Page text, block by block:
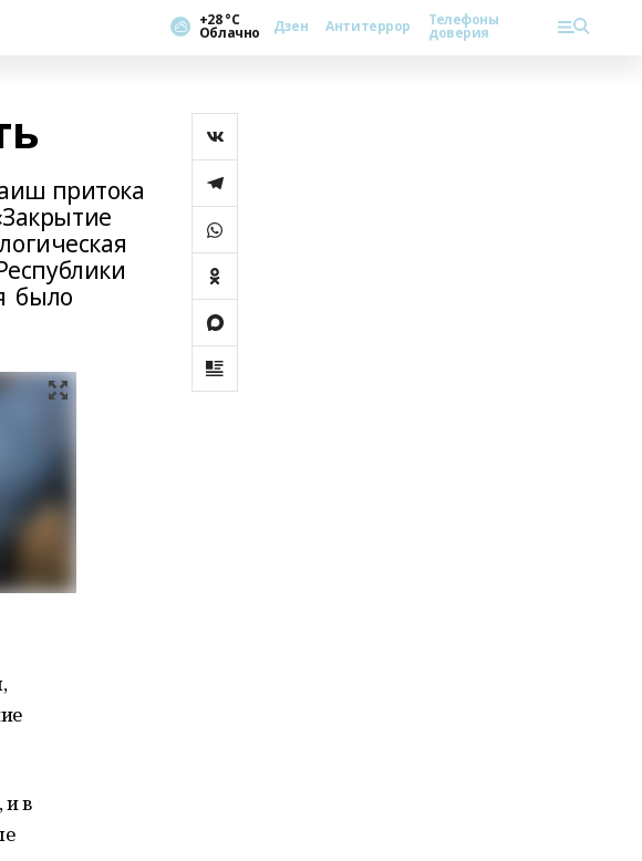
+28 °С
Облачно Дзен Антитеррор Телефоны
доверия
притока
было
в